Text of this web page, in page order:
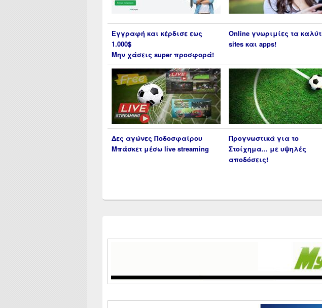
Εγγραφή και κέρδισε εως
1.000$
Μην χάσεις super προσφορά!
Online γνωριμίες τα
sites και apps!
Δες αγώνες Ποδοσφαίρου
Μπάσκετ μέσω live streaming
Προγνωστικά για το
Στοίχημα... με υψηλές
αποδόσεις!